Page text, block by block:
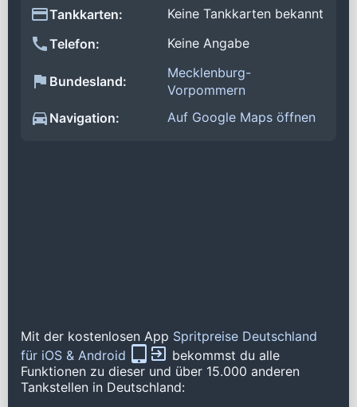
Tankkarten:
Keine Tankkarten bekannt
Telefon:
Keine Angabe
Bundesland:
Mecklenburg-
Vorpommern
Navigation:
Auf Google Maps öffnen
Mit der kostenlosen App Spritpreise Deutschland
für iOS & Android
bekommst du alle
Funktionen zu dieser und über 15.000 anderen
Tankstellen in Deutschland: